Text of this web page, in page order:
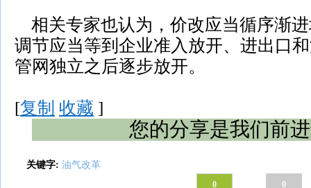
相关专家也认为，价改应当循序渐
调节应当等到企业准入放开、进出口
管网独立之后逐步放开。
[复制 收藏 ]
您的分享是我们前
关键字: 油气改革
0
0